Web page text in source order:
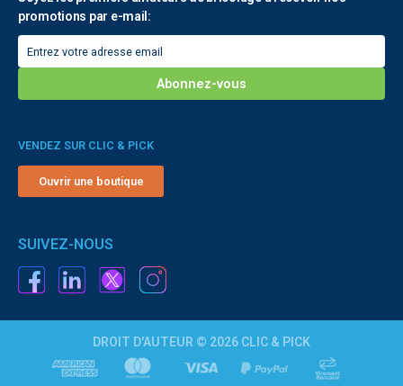
promotions par e-mail:
VENDEZ SUR CLIC & PICK
Ouvrir une boutique
SUIVEZ-NOUS
DROIT D'AUTEUR © 2026 CLIC & PICK